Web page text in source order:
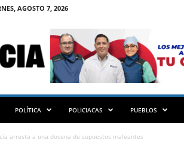
AGOSTO 7, 2026
POLÍTICA POLICIACAS PUEBLOS
arresta a una docena de supuestos maleantes